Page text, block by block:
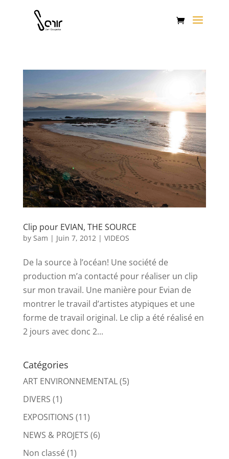
Clip pour EVIAN, THE SOURCE
by Sam | Juin 7, 2012 | VIDEOS
De la source à l’océan! Une société de
production m’a contacté pour réaliser un clip
sur mon travail. Une manière pour Evian de
montrer le travail d’artistes atypiques et une
forme de travail original. Le clip a été réalisé en
2 jours avec donc 2...
Catégories
ART ENVIRONNEMENTAL(5)
DIVERS (1)
EXPOSITIONS (11)
NEWS & PROJETS (6)
Non classé(1)